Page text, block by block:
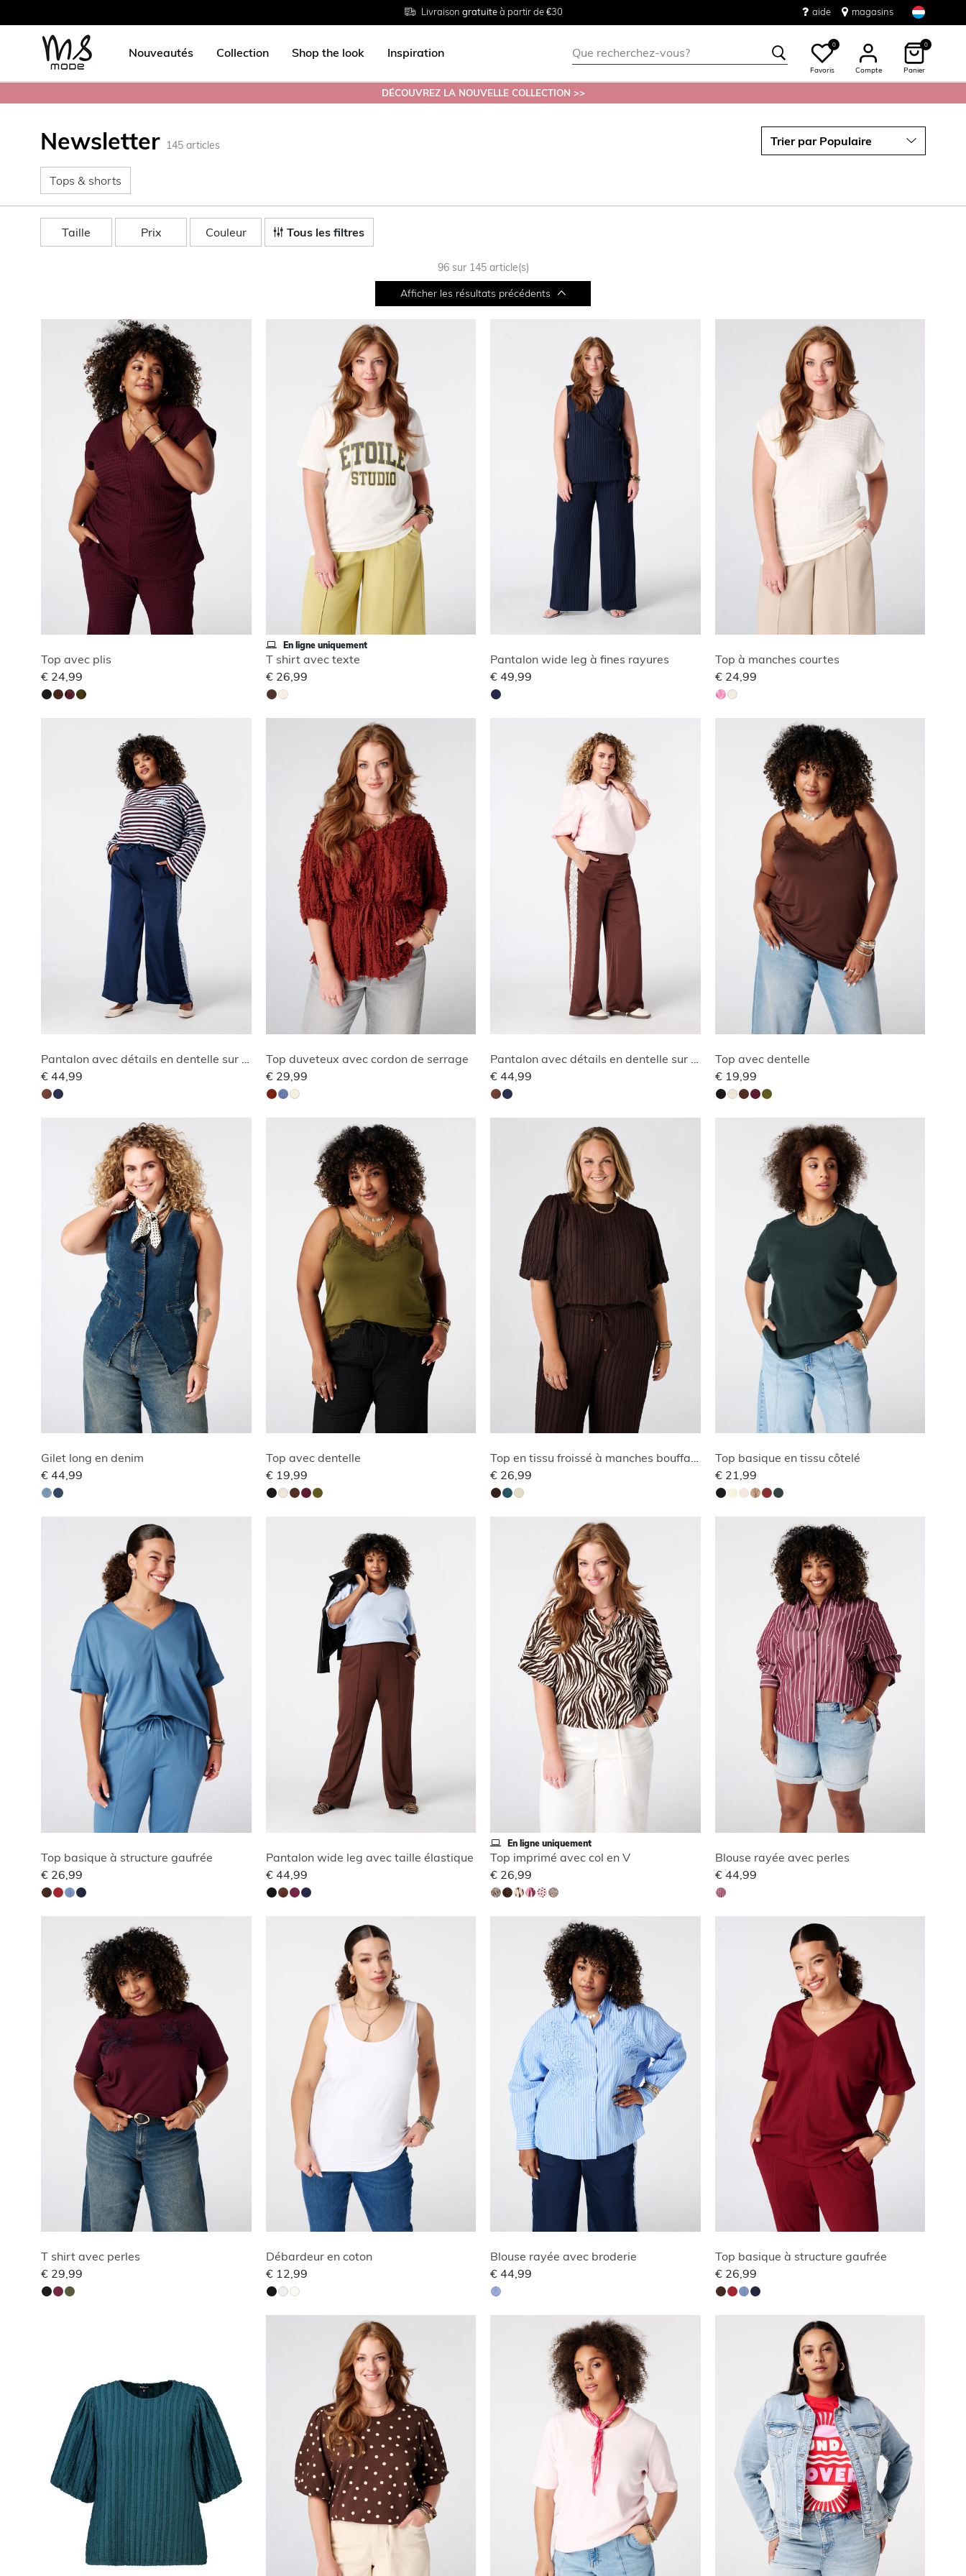
Livraison gratuiteà partir de €30
Tailles du38 au 54
Retourgratuit en magasin aide magasins
Nouveautés Collection Shop the look Inspiration
0
Favoris Compte
0
Panier
DÉCOUVREZ LA NOUVELLE COLLECTION >>
Newsletter 145 articles
Tops & shorts
Taille Prix Couleur Tous les filtres
96 sur 145 article(s)
Afficher les résultats précédents
Top avec plis
€ 24,99
En ligne uniquement
T shirt avec texte
€ 26,99
Pantalon wide leg à fines rayures
€ 49,99
Top à manches courtes
€ 24,99
€ 44,99
Top duveteux avec cordon de serrage
€ 29,99
€ 44,99
Top avec dentelle
€ 19,99
Gilet long en denim
€ 44,99
Top avec dentelle
€ 19,99
Top en tissu froissé à manches bouffantes
€ 26,99
Top basique en tissu côtelé
€ 21,99
Top basique à structure gaufrée
€ 26,99
Pantalon wide leg avec taille élastique
€ 44,99
En ligne uniquement
Top imprimé avec col en V
€ 26,99
Blouse rayée avec perles
€ 44,99
T shirt avec perles
€ 29,99
Débardeur en coton
€ 12,99
Blouse rayée avec broderie
€ 44,99
Top basique à structure gaufrée
€ 26,99